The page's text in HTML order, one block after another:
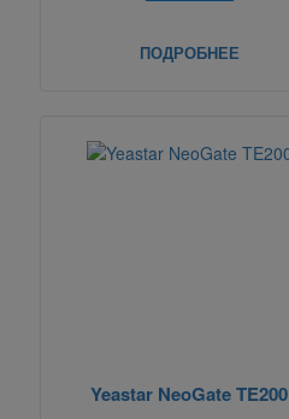
ПОДРОБНЕЕ
Yeastar NeoGate TE200